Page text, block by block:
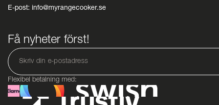
E-post: info@myrangecooker.se
Få nyheter först!
Flexibel betalning med: